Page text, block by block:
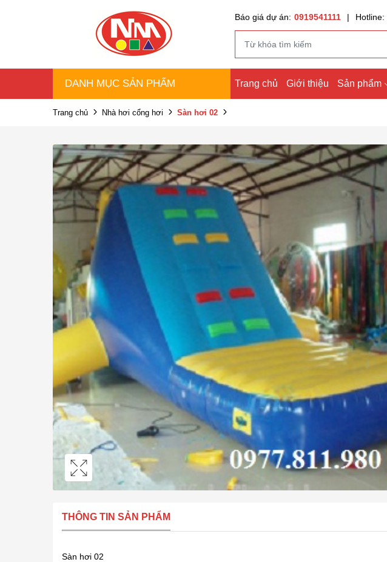
Báo giá dự án: 0919541111 | Hotline:
DANH MỤC SẢN PHẨM Trang chủ Giới thiệu Sản phẩm
Trang chủ Nhà hơi cổng hơi Sàn hơi 02
THÔNG TIN SẢN PHẨM
Sàn hơi 02